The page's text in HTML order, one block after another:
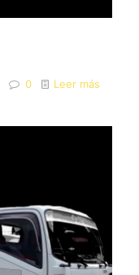
0 Leer más